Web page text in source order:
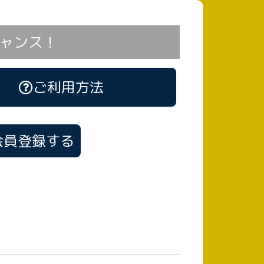
ンス！
ご利用方法
登録する